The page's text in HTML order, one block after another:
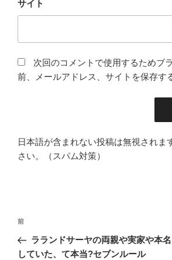
サイト
次回のコメントで使用するためブ
前、メールアドレス、サイトを保存す
日本語が含まれない投稿は無視されま
さい。（スパム対策）
投
ナ
過
去
の
前
ラランドサーヤの両親や実家や本
していた、て本当?セブンルール